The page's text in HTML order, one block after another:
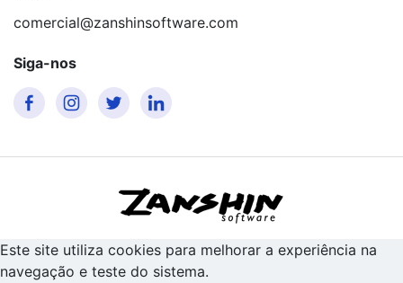
comercial@zanshinsoftware.com
Siga-nos
Este site utiliza cookies para melhorar a experiência na
navegação e teste do sistema.